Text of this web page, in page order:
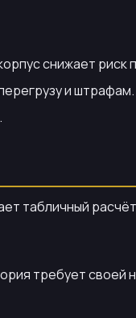
снижает риск
и штрафам.
табличный
требует своей